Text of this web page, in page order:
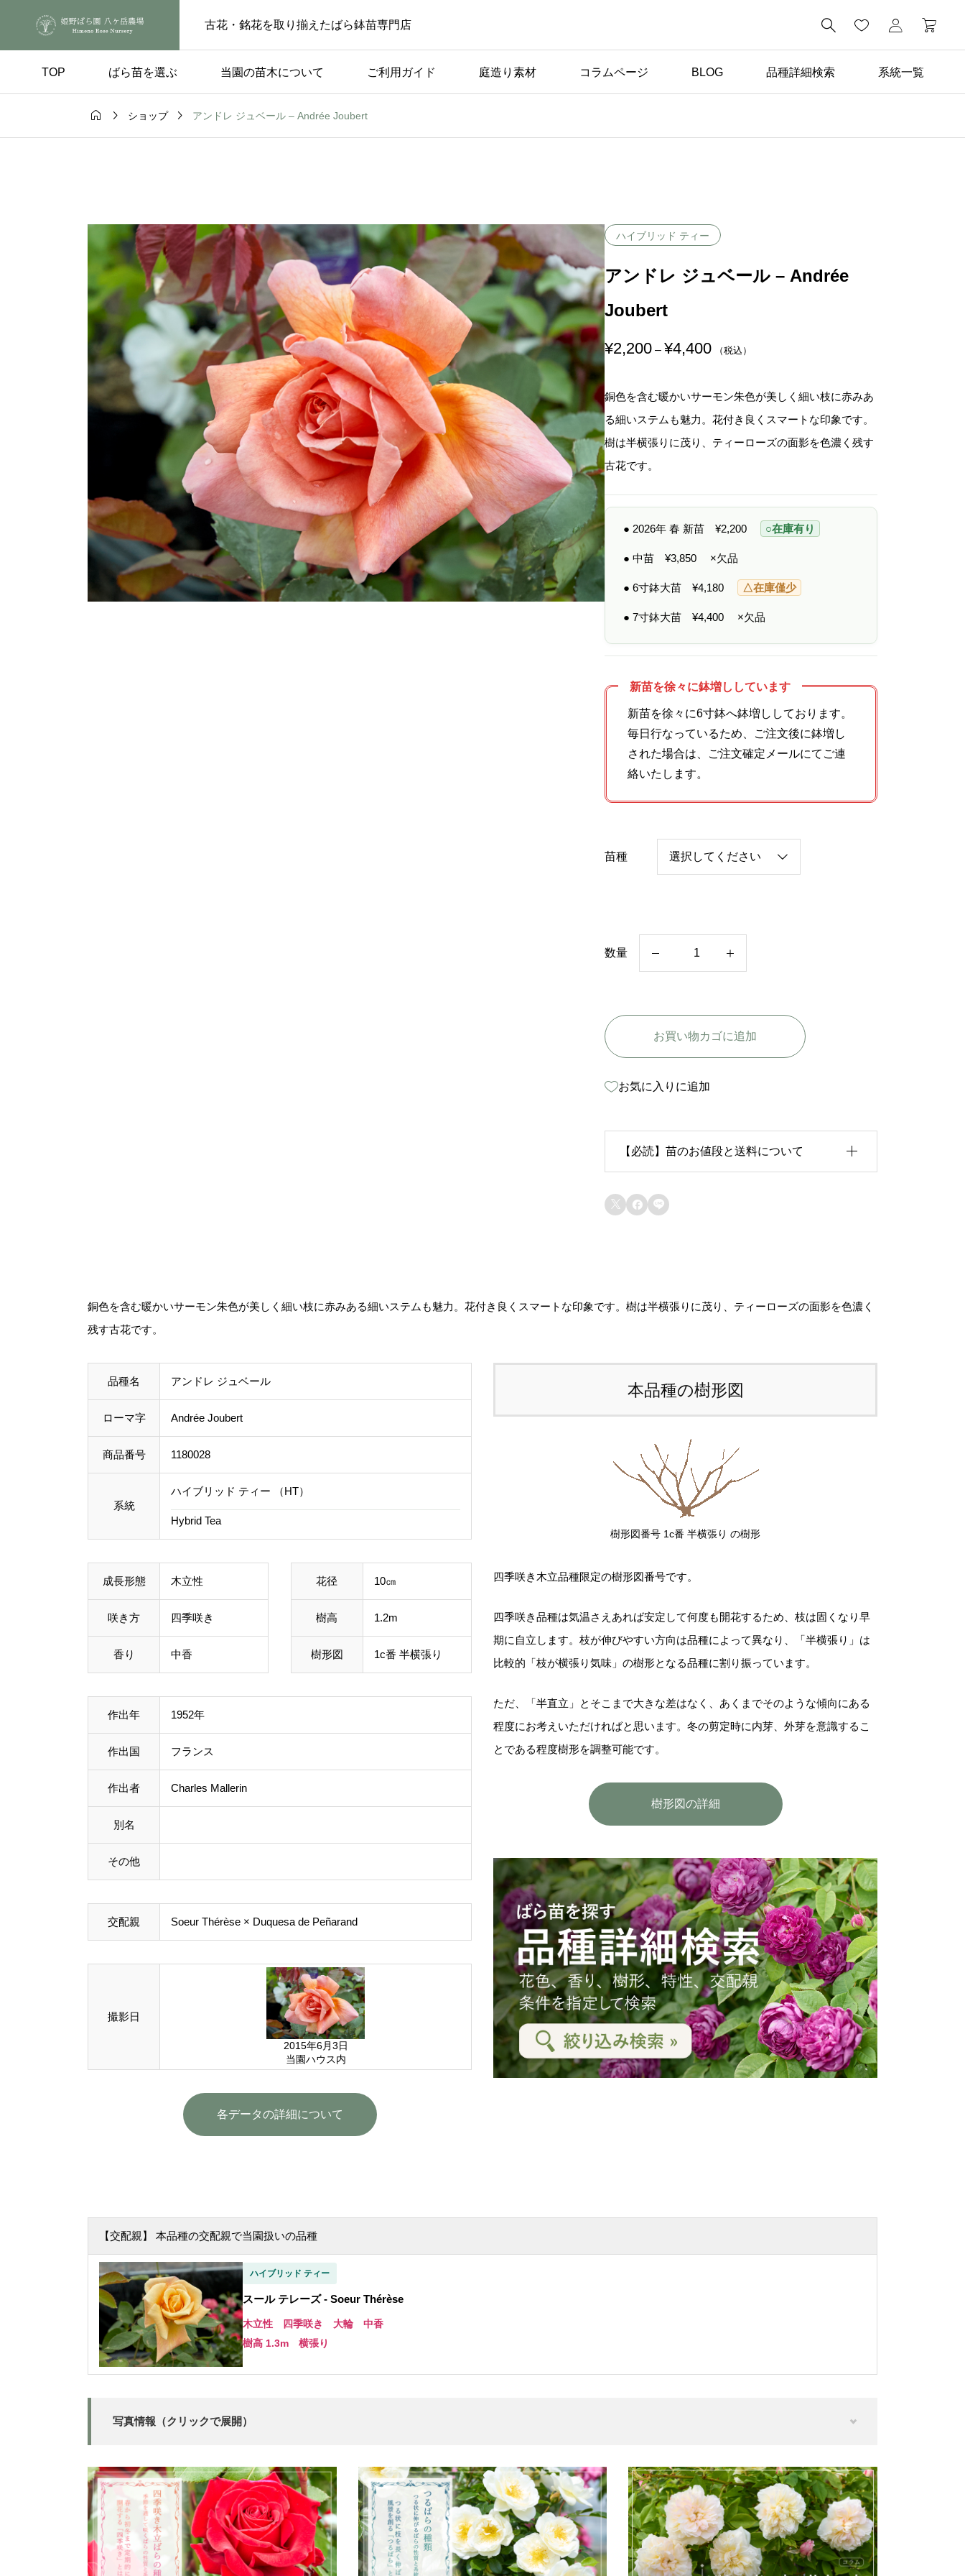
古花・銘花を取り揃えたばら鉢苗専門店 
TOP ばら苗を選ぶ 当園の苗木について ご利用ガイド 庭造り素材 コラムページ BLOG 品種詳細検索 系統一覧
れ 品種の選び方 ばら苗の手入れ ばら苗の手入れ
  ショップ  アンドレ ジュベール – Andrée Joubert
ハイブリッド ティー
アンドレ ジュベール – Andrée
Joubert
¥2,200 – ¥4,400価
格
¥
2
,
2
0
0
,
4
0
（税込）
銅色を含む暖かいサーモン朱色が美しく細い枝に赤みあ
る細いステムも魅力。花付き良くスマートな印象です。
樹は半横張りに茂り、ティーローズの面影を色濃く残す
古花です。
● 2026年 春 新苗 ¥2,200 ○在庫有り
● 中苗 ¥3,850 ×欠品
● 6寸鉢大苗 ¥4,180 △在庫僅少
● 7寸鉢大苗 ¥4,400 ×欠品
新苗を徐々に鉢増ししています
新苗を徐々に6寸鉢へ鉢増ししております。
毎日行なっているため、ご注文後に鉢増し
された場合は、ご注文確定メールにてご連
絡いたします。
苗種
数量
ン
レ
ジ
ュ
ベ
ル
-
A
J
b
個
お買い物カゴに追加
お気に入りに追加
【必読】苗のお値段と送料について
生育状況が各苗、また季節ごとに異なるため、
態、生育状況、本数などによって大きく変動す
ご注文後にお送りする「ご注文確定メール」に
て、送料を含めて調整した金額をお知らせいた
します。送料等に不都合ございましたら、メー
ル到着後にキャンセルを承っております。
事前のお見積もりがご希望の場合は「お問い合
わせフォーム」よりご連絡をお願いいたしま
  
銅色を含む暖かいサーモン朱色が美しく細い枝に赤みある細いステムも魅力。花付き良くスマートな印象です。樹は半横張りに茂り、ティーローズの面影を色濃く
残す古花です。
品種名 アンドレ ジュベール
ローマ字 Andrée Joubert
商品番号 1180028
系統
ハイブリッド ティー （HT）
Hybrid Tea
成長形態 木立性
咲き方 四季咲き
香り 中香
花径 10㎝
樹高 1.2m
樹形図 1c番 半横張り
作出年 1952年
作出国 フランス
作出者 Charles Mallerin
別名
その他
交配親 Soeur Thérèse × Duquesa de Peñarand
撮影日
2015年6月3日
当園ハウス内
各データの詳細について
本品種の樹形図
樹形図番号 1c番 半横張り の樹形
四季咲き木立品種限定の樹形図番号です。
四季咲き品種は気温さえあれば安定して何度も開花するため、枝は固くなり早
期に自立します。枝が伸びやすい方向は品種によって異なり、「半横張り」は
比較的「枝が横張り気味」の樹形となる品種に割り振っています。
ただ、「半直立」とそこまで大きな差はなく、あくまでそのような傾向にある
程度にお考えいただければと思います。冬の剪定時に内芽、外芽を意識するこ
とである程度樹形を調整可能です。
樹形図の詳細
【交配親】 本品種の交配親で当園扱いの品種
ハイブリッド ティー
スール テレーズ - Soeur Thérèse
木立性 四季咲き 大輪 中香
樹高 1.3m 横張り
写真情報（クリックで展開）